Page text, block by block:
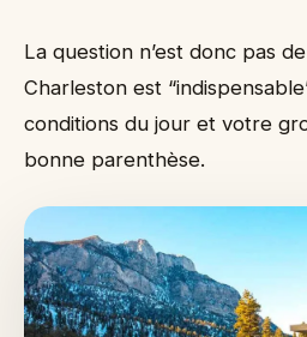
La question n’est donc pas
Charleston est
conditions du jour et votre
bonne parenthèse.